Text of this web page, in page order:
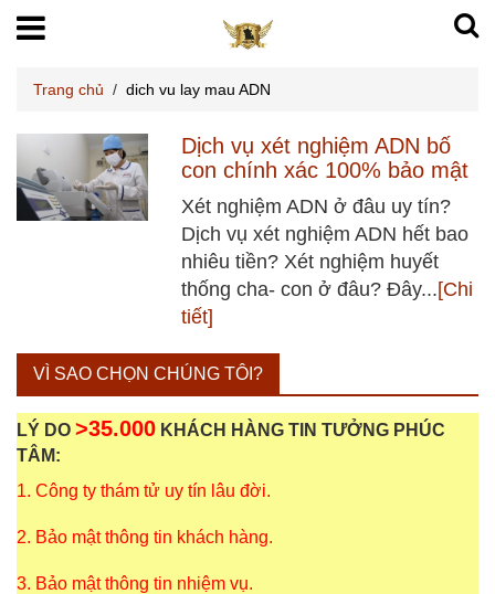
Trang chủ / dich vu lay mau ADN
Dịch vụ xét nghiệm ADN bố
con chính xác 100% bảo mật
Xét nghiệm ADN ở đâu uy tín?
Dịch vụ xét nghiệm ADN hết bao
nhiêu tiền? Xét nghiệm huyết
thống cha- con ở đâu? Đây...[Chi
tiết]
VÌ SAO CHỌN CHÚNG TÔI?
LÝ DO >35.000 KHÁCH HÀNG TIN TƯỞNG PHÚC
TÂM:
1. Công ty thám tử uy tín lâu đời.
2. Bảo mật thông tin khách hàng.
3. Bảo mật thông tin nhiệm vụ.